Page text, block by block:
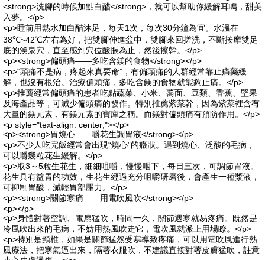
<strong>洗腳的時候加點白醋</strong>，就可以幫助你緩解耳鳴，甜美
入夢。</p>
<p>睡前用熱水加白醋沐足，每天1次，每次30分鐘為宜。水溫在
38℃~42℃左右為好，把雙腳伸進盆中，雙腳來回搓洗，不斷按摩雙足
底的湧泉穴，直至感到穴位酸脹為止，然後擦幹。</p>
<p><strong>偏頭痛——多吃含鎂的食物</strong></p>
<p>“頭痛不是病，疼起來真要命”，有偏頭痛的人群經常靠止痛藥緩
解，也沒有根治。治療偏頭痛，多吃含鎂的食物就能夠止痛。</p>
<p>推薦經常偏頭痛的患者吃點蔬菜、小米、蕎面、豆類、香蕉、堅果
及海產品等，可減少偏頭痛的發作。特別推薦紫菜幹，因為紫菜裡含有
大量的鎂元素，有鎂元素的寶庫之稱。而鎂對偏頭痛有預防作用。</p>
<p style="text-align: center;"></p>
<p><strong>胃燒心——嚼花生調胃液</strong></p>
<p>不少人吃完飯經常會出現“燒心”的癥狀。遇到燒心、泛酸的毛病，
可以嚼幾粒花生緩解。</p>
<p>取3～5粒生花生，細細咀嚼，慢慢咽下，每日三次，可調節胃液。
花生具有益胃的功效，生花生經過充分咀嚼研磨後，會產生一種漿液，
可抑制胃酸，減輕胃部壓力。</p>
<p><strong>關節寒痛——用電吹風吹</strong></p>
<p></p>
<p>身體對著空調、電扇猛吹，時間一久，關節遇寒就易疼痛。既然是
冷風吹出來的毛病，不妨用熱風吹走它，電吹風就派上用場瞭。</p>
<p>特別是頸椎，如果是關節猛然受寒導致疼痛，可以用電吹風進行熱
風療法，把寒氣逼出來，隔著衣服吹，不建議直接對著皮膚猛吹，註意